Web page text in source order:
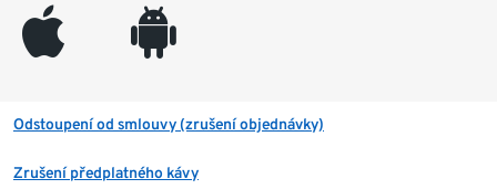
appleinc android
Odstoupení od smlouvy (zrušení objednávky)
Zrušení předplatného kávy